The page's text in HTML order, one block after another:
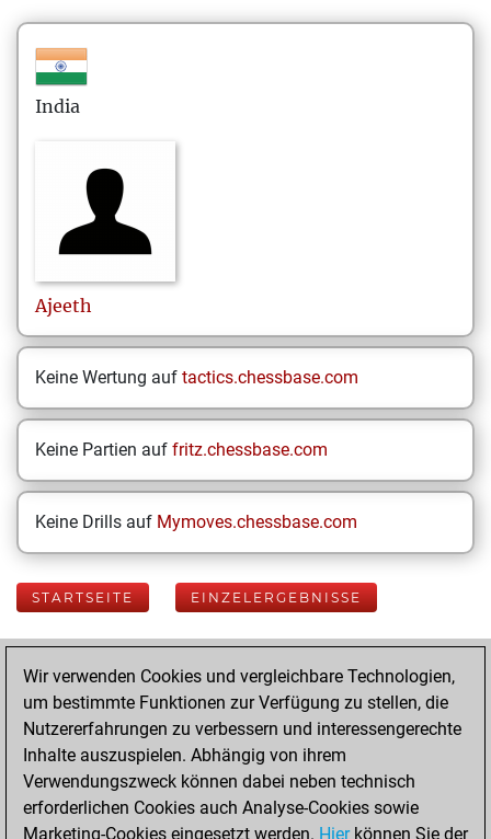
India
Ajeeth
Keine Wertung auf tactics.chessbase.com
Keine Partien auf fritz.chessbase.com
Keine Drills auf Mymoves.chessbase.com
STARTSEITE EINZELERGEBNISSE
Your Latest App
Activity
Freitag, Januar
24, 2025
Wir verwenden Cookies und vergleichbare Technologien,
um bestimmte Funktionen zur Verfügung zu stellen, die
Nutzererfahrungen zu verbessern und interessengerechte
Inhalte auszuspielen. Abhängig von ihrem
Verwendungszweck können dabei neben technisch
erforderlichen Cookies auch Analyse-Cookies sowie
Marketing-Cookies eingesetzt werden. Hierkönnen Sie der